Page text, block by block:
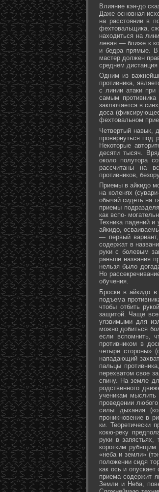
Влияние кэн-до
Даже основная
на расстоянии в
фехтовальщика,
находиться на
левая — ближе к
и бедра прямые. В
мастер должен
среднем
Одним из
противника,
с линии атаки при
самым
заключается в
доса
фехтовальном
Четвертый навык,
провернуться под
Некоторые
десяти тысяч.
около полутора
рассчитаны на
противников,
Приемы в айкидо
на коленях
обычай сидеть на
приемы
как вспо-
Техника падений
айкидо,
— первый
содержат в
руки с болевым
раньше названия
нельзя было
Но
обучения.
Броски в айкидо
подъема
чтобы отбить
защитой. Чаще
уязвимыми для
можно добиться
если вспомнить,
противником в
четыре стороны»
нападающий
пальцы
перехватом свое
спину. На земле
родственного
ученикам
проведении
силы дыхания
проникновение в
ки. Теоретически
кокю-реку
руки в
коротким
«неба и земли»
положении сидя
как ось и
приема содержит
Земли и Неба,